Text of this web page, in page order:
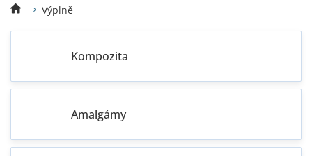
Výplně
Kompozita
Amalgámy